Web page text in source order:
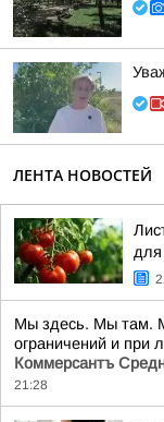
ЛЕНТА НОВОСТЕЙ
Мы здесь. Мы там.
ограничений и при
Коммерсантъ
21:28